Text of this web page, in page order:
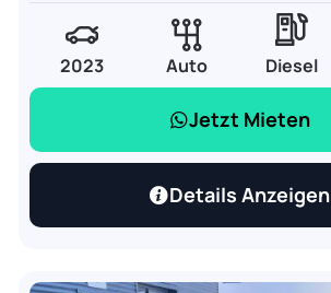
2023 Auto Diesel
Jetzt Mieten
Details Anzeigen